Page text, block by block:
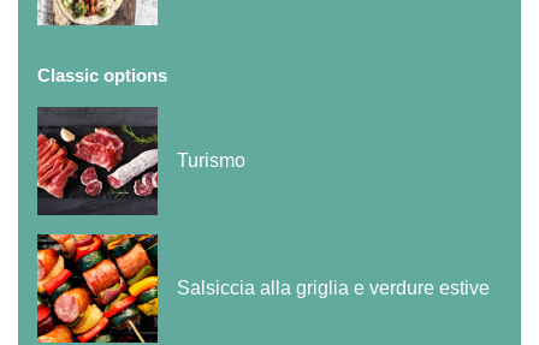
Classic options
Turismo
Salsiccia alla griglia e verdure estive